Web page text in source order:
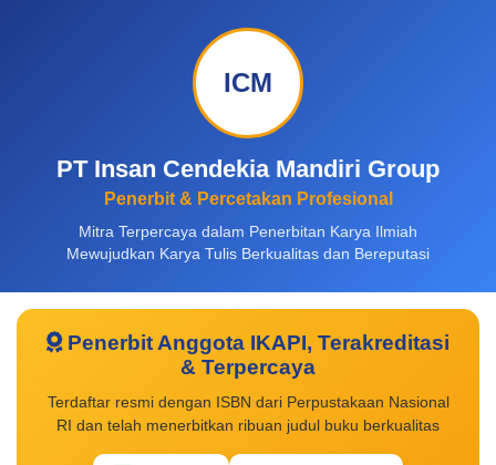
ICM
PT Insan Cendekia Mandiri Group
Penerbit & Percetakan Profesional
Mitra Terpercaya dalam Penerbitan Karya Ilmiah
Mewujudkan Karya Tulis Berkualitas dan Bereputasi
Penerbit Anggota IKAPI, Terakreditasi
& Terpercaya
Terdaftar resmi dengan ISBN dari Perpustakaan Nasional
RI dan telah menerbitkan ribuan judul buku berkualitas